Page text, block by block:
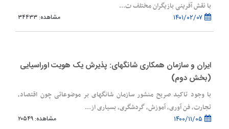
با نقش آفرینی بازیگران مختلف ت...
مشاهده: ۳۴۴۳۳
ایران و سازمان همکاری شانگهای: پذیرش یک هویت اوراسیایی
(بخش دوم)
با وجود تاکید صریح منشور سازمان شانگهای بر موضوعاتی چون اقتصاد،
تجارت، فن آوری، آموزش، گردشگری، بسیاری از...
مشاهده: ۲۰۵۴۹